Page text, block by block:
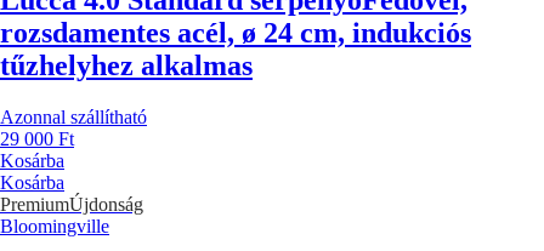
rozsdamentes acél, ø 24 cm, indukciós
tűzhelyhez alkalmas
Azonnal szállítható
29 000 Ft
Kosárba
Kosárba
PremiumÚjdonság
Bloomingville